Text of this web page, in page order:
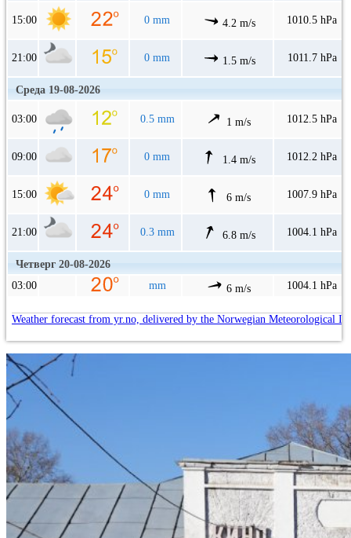
15:00 0 mm 4.2 m/s 1010.5 hPa
21:00 0 mm 1.5 m/s 1011.7 hPa
Среда 19-08-2026
03:00 0.5 mm 1 m/s 1012.5 hPa
09:00 0 mm 1.4 m/s 1012.2 hPa
15:00 0 mm 6 m/s 1007.9 hPa
21:00 0.3 mm 6.8 m/s 1004.1 hPa
Четверг 20-08-2026
03:00
mm 6 m/s 1004.1 hPa
Weather forecast from yr.no, delivered by the Norwegian Meteorological